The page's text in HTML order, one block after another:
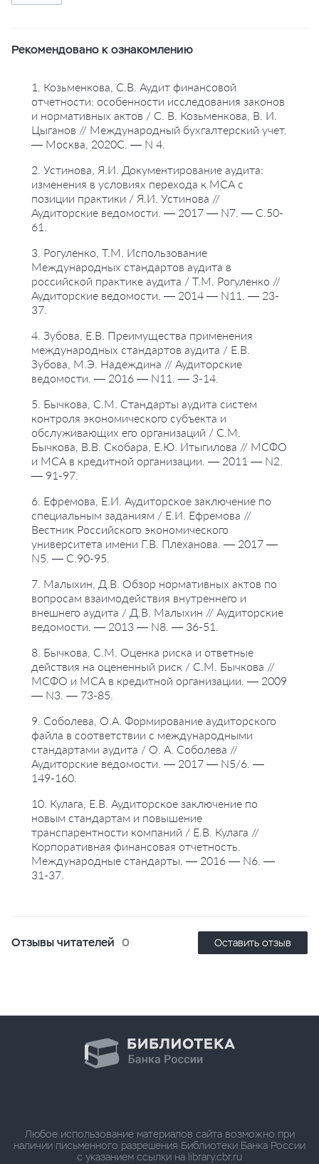
#стандарты аудиторские #аудит отчетности
Рекомендовано к ознакомлению
1. Козьменкова, С.В. Аудит финансовой
отчетности: особенности исследования законов
и нормативных актов / С. В. Козьменкова, В. И.
Цыганов // Международный бухгалтерский учет.
— Москва, 2020C. — N 4.
2. Устинова, Я.И. Документирование аудита:
изменения в условиях перехода к МСА с
позиции практики / Я.И. Устинова //
Аудиторские ведомости. — 2017 — N7. — С.50-
61.
3. Рогуленко, Т.М. Использование
Международных стандартов аудита в
российской практике аудита / Т.М. Рогуленко //
Аудиторские ведомости. — 2014 — N11. — 23-
37.
4. Зубова, Е.В. Преимущества применения
международных стандартов аудита / Е.В.
Зубова, М.Э. Надеждина // Аудиторские
ведомости. — 2016 — N11. — 3-14.
5. Бычкова, С.М. Стандарты аудита систем
контроля экономического субъекта и
обслуживающих его организаций / С.М.
Бычкова, В.В. Скобара, Е.Ю. Итыгилова // МСФО
и МСА в кредитной организации. — 2011 — N2.
— 91-97.
6. Ефремова, Е.И. Аудиторское заключение по
специальным заданиям / Е.И. Ефремова //
Вестник Российского экономического
университета имени Г.В. Плеханова. — 2017 —
N5. — С.90-95.
7. Малыхин, Д.В. Обзор нормативных актов по
вопросам взаимодействия внутреннего и
внешнего аудита / Д.В. Малыхин // Аудиторские
ведомости. — 2013 — N8. — 36-51.
8. Бычкова, С.М. Оценка риска и ответные
действия на оцененный риск / С.М. Бычкова //
МСФО и МСА в кредитной организации. — 2009
— N3. — 73-85.
9. Соболева, О.А. Формирование аудиторского
файла в соответствии с международными
стандартами аудита / О. А. Соболева //
Аудиторские ведомости. — 2017 — N5/6. —
149-160.
10. Кулага, Е.В. Аудиторское заключение по
новым стандартам и повышение
транспарентности компаний / Е.В. Кулага //
Корпоративная финансовая отчетность.
Международные стандарты. — 2016 — N6. —
31-37.
Отзывы читателей 0 Оставить отзыв
Любое использование материалов сайта возможно при
наличии письменного разрешения Библиотеки Банка России
с указанием ссылки на library.cbr.ru